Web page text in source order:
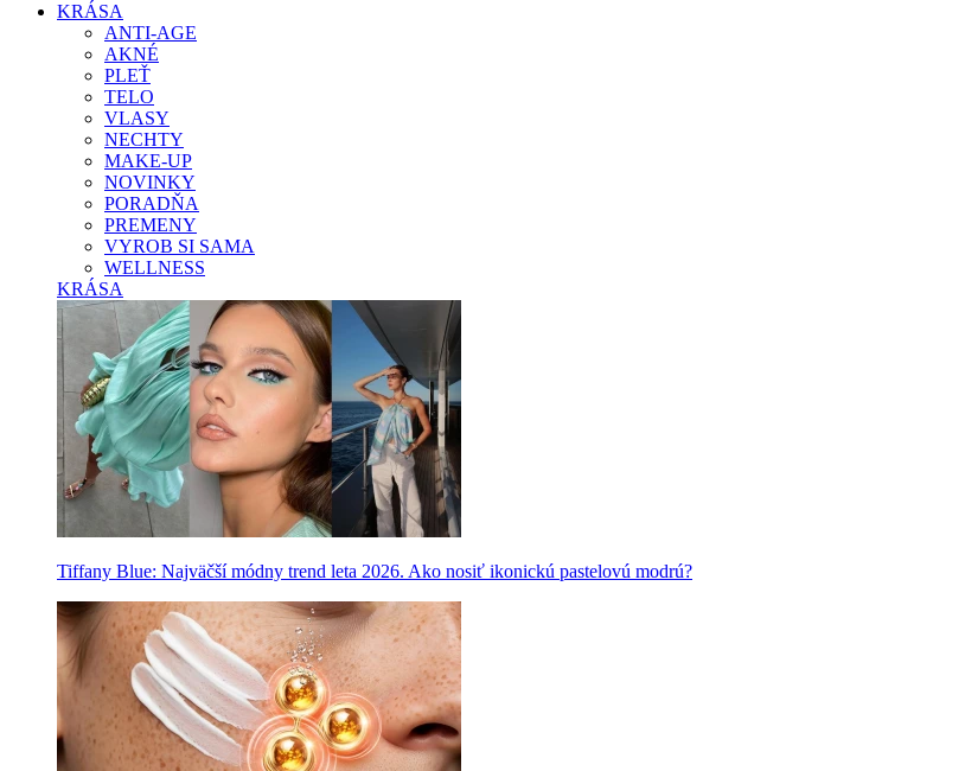
KRÁSA
ANTI-AGE
AKNÉ
PLEŤ
TELO
VLASY
NECHTY
MAKE-UP
NOVINKY
PORADŇA
PREMENY
VYROB SI SAMA
WELLNESS
KRÁSA
Tiffany Blue: Najväčší módny trend leta 2026. Ako nosiť ikonickú pastelovú modrú?